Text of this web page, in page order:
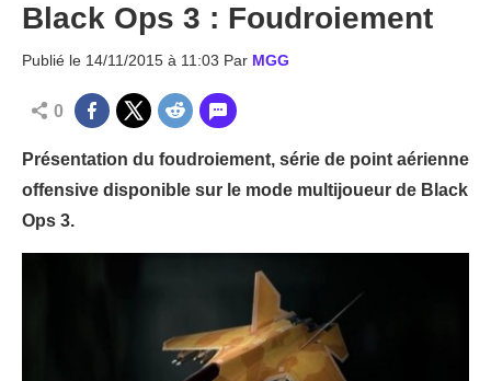
MGG
Black Ops 3 : Foudroiement
Publié le 14/11/2015 à 11:03 Par MGG
0
Présentation du foudroiement, série de point aérienne
offensive disponible sur le mode multijoueur de Black
Ops 3.